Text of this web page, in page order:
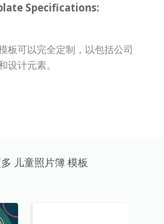
Specifications:
板可以完全定制，以包括公司
设计元素。
儿童照片簿 模板